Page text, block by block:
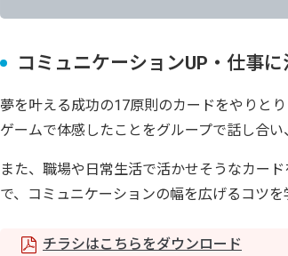
コミュニケーションUP・仕事に
夢を叶える成功の17原則のカードをやりと
ゲームで体感したことをグループで話し合い
また、職場や日常生活で活かせそうなカー
で、コミュニケーションの幅を広げるコツを
チラシはこちらをダウンロード